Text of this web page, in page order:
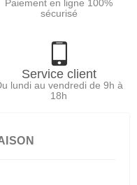
Paiement en ligne 100%
sécurisé
Service client
lundi au vendredi de 9h à
18h